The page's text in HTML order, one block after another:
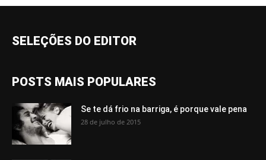
SELEÇÕES DO EDITOR
POSTS MAIS POPULARES
Se te dá frio na barriga, é porque vale pena
28 de julho de 2015